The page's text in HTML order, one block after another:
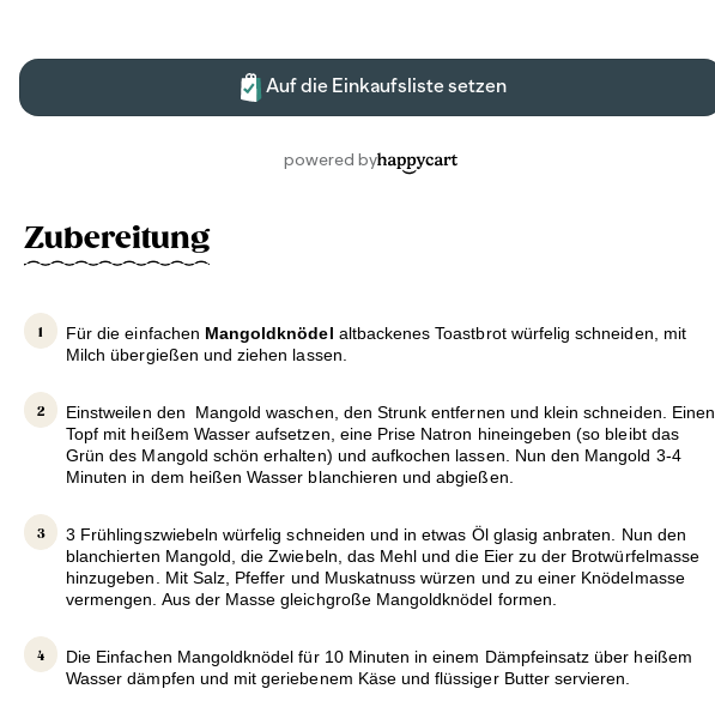
Zubereitung
Für die einfachen Mangoldknödel altbackenes Toastbrot würfelig schneiden, mit
Milch übergießen und ziehen lassen.
Einstweilen den Mangold waschen, den Strunk entfernen und klein schneiden. Einen
Topf mit heißem Wasser aufsetzen, eine Prise Natron hineingeben (so bleibt das
Grün des Mangold schön erhalten) und aufkochen lassen. Nun den Mangold 3-4
Minuten in dem heißen Wasser blanchieren und abgießen.
3 Frühlingszwiebeln würfelig schneiden und in etwas Öl glasig anbraten. Nun den
blanchierten Mangold, die Zwiebeln, das Mehl und die Eier zu der Brotwürfelmasse
hinzugeben. Mit Salz, Pfeffer und Muskatnuss würzen und zu einer Knödelmasse
vermengen. Aus der Masse gleichgroße Mangoldknödel formen.
Die Einfachen Mangoldknödel für 10 Minuten in einem Dämpfeinsatz über heißem
Wasser dämpfen und mit geriebenem Käse und flüssiger Butter servieren.